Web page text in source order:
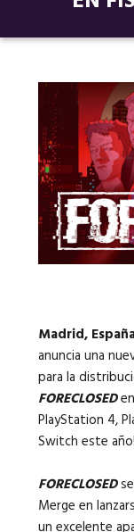
Madrid,
anuncia una
para la
FORECLOSED
PlayStation 4,
Switch este año!
FORECLOSED
Merge en
un excelente